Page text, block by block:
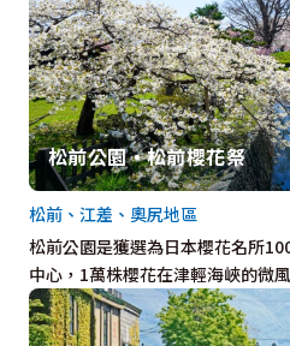
松前公園・松前櫻花祭
松前公園是獲選為日本櫻花名所
中心，1萬株櫻花在津輕海峽的微
松前、江差、奧尻地區